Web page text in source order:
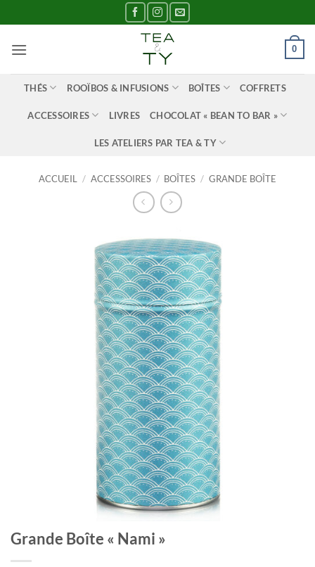
au
contenu
0
THÉS ROOÏBOS & INFUSIONS BOÎTES COFFRETS
ACCESSOIRES LIVRES CHOCOLAT « BEAN TO BAR »
LES ATELIERS PAR TEA & TY
ACCUEIL / ACCESSOIRES / BOÎTES / GRANDE BOÎTE
Grande Boîte « Nami »